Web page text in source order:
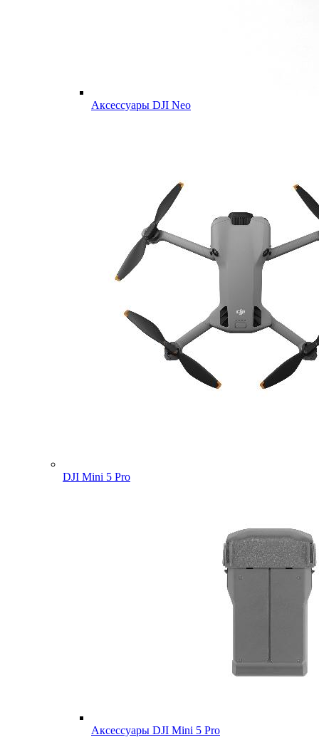
Аксессуары DJI Neo
DJI Mini 5 Pro
Аксессуары DJI Mini 5 Pro